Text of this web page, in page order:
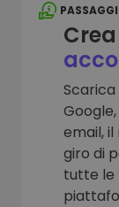
email,
giro di
tutte le